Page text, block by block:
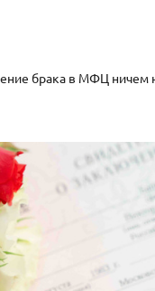
брака в МФЦ ничем